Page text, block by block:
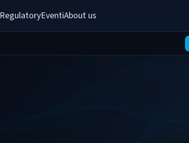
RegulatoryEventiAbout us